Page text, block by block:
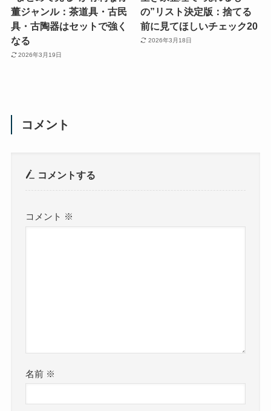
董ジャンル：茶道具・古民
具・古陶器はセットで強く
なる
2026年3月19日
の”リスト決定版：捨てる
前に見てほしいチェック20
2026年3月18日
コメント
コメントする
コメント ※
名前 ※